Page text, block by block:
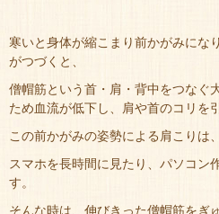
寒いと身体が縮こまり前かがみにな
がつづくと、
僧帽筋という首・肩・背中をつなぐ
ため血流が低下し、肩や首のコリを
この前かがみの姿勢による肩こりは
スマホを長時間に見たり、パソコン
す。
そんな時は、伸びきった僧帽筋をぎ